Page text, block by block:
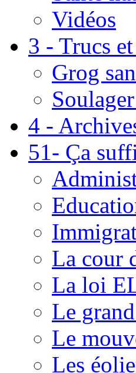
Vidéos
3 - Trucs
Grog
4 -
51- Ça
La cour
La loi
Le
Le
Les